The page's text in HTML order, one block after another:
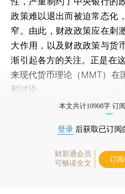
政策难以退出而被迫常态化
窄。由此，财政政策应在刺
大作用，以及财政政策与货
渐引起各方的关注。正是在
来现代货币理论（MMT）在
和讨论。
本文共计10908字 订
登录 后获取已订阅
财新通会员
可畅读全文
订阅